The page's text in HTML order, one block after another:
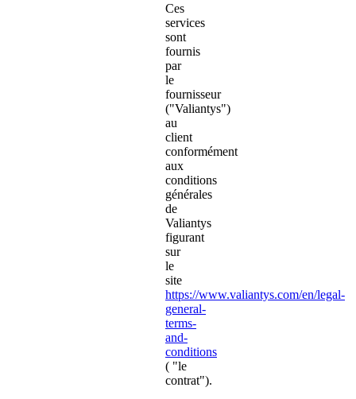
Ces
services
sont
fournis
par
le
fournisseur
("Valiantys")
au
client
conformément
aux
conditions
générales
de
Valiantys
figurant
sur
le
site
https://www.valiantys.com/en/legal-
general-
terms-
and-
conditions
( "le
contrat").